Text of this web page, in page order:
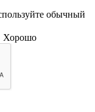
обычный
Хорошо